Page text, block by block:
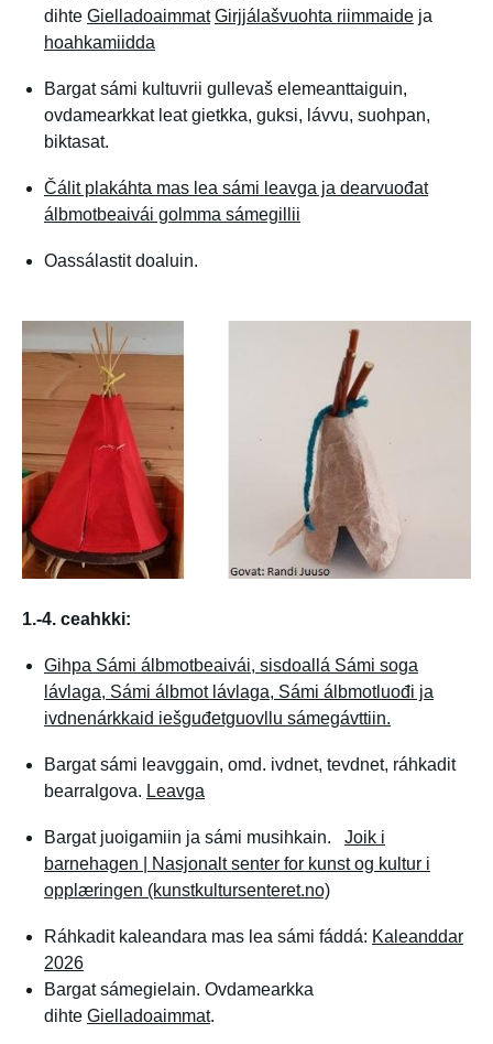
dihte Gielladoaimmat Girjjálašvuohta riimmaide ja
hoahkamiidda
Bargat sámi kultuvrii gullevaš elemeanttaiguin,
ovdamearkkat leat gietkka, guksi, lávvu, suohpan,
biktasat.
Čálit plakáhta mas lea sámi leavga ja dearvuođat
álbmotbeaivái golmma sámegillii
Oassálastit doaluin.
1.-4. ceahkki:
Gihpa Sámi álbmotbeaivái, sisdoallá Sámi soga
lávlaga, Sámi álbmot lávlaga, Sámi álbmotluođi ja
ivdnenárkkaid iešguđetguovllu sámegávttiin.
Bargat sámi leavggain, omd. ivdnet, tevdnet, ráhkadit
bearralgova. Leavga
Bargat juoigamiin ja sámi musihkain. Joik i
barnehagen | Nasjonalt senter for kunst og kultur i
opplæringen (kunstkultursenteret.no)
Ráhkadit kaleandara mas lea sámi fáddá: Kaleanddar
2026
Bargat sámegielain. Ovdamearkka
dihte Gielladoaimmat.